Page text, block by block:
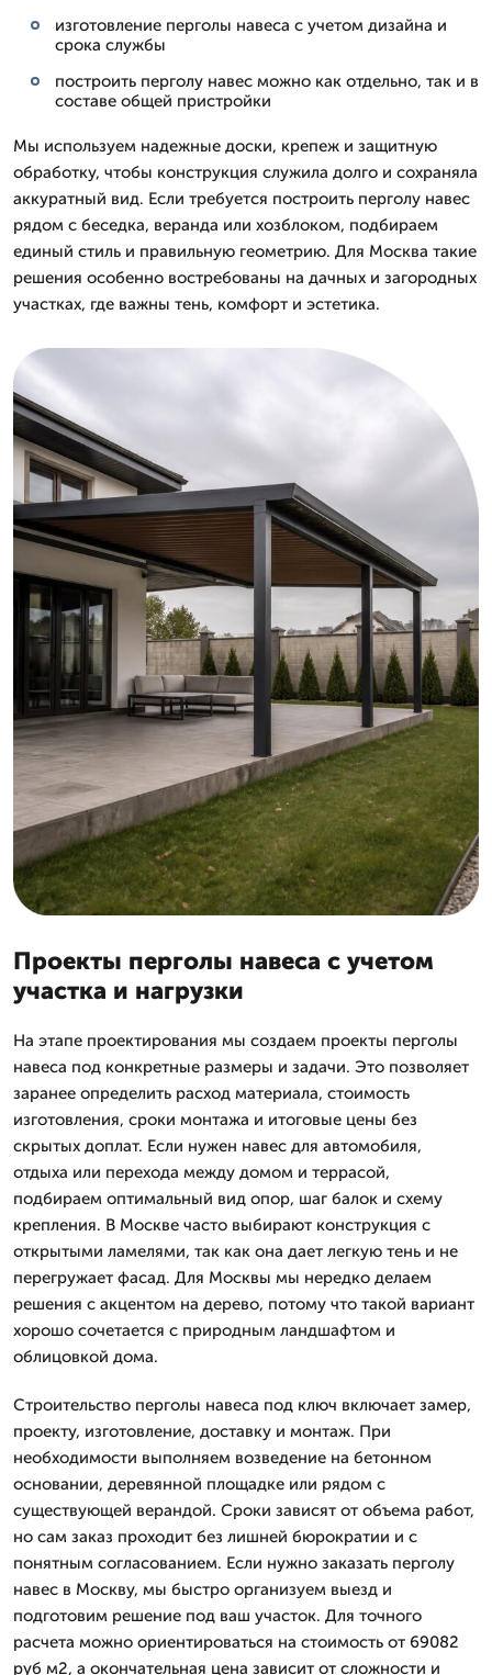
изготовление перголы навеса с учетом дизайна и
срока службы
построить перголу навес можно как отдельно, так и в
составе общей пристройки
Мы используем надежные доски, крепеж и защитную
обработку, чтобы конструкция служила долго и сохраняла
аккуратный вид. Если требуется построить перголу навес
рядом с беседка, веранда или хозблоком, подбираем
единый стиль и правильную геометрию. Для Москва такие
решения особенно востребованы на дачных и загородных
участках, где важны тень, комфорт и эстетика.
Проекты перголы навеса с учетом
участка и нагрузки
На этапе проектирования мы создаем проекты перголы
навеса под конкретные размеры и задачи. Это позволяет
заранее определить расход материала, стоимость
изготовления, сроки монтажа и итоговые цены без
скрытых доплат. Если нужен навес для автомобиля,
отдыха или перехода между домом и террасой,
подбираем оптимальный вид опор, шаг балок и схему
крепления. В Москве часто выбирают конструкция с
открытыми ламелями, так как она дает легкую тень и не
перегружает фасад. Для Москвы мы нередко делаем
решения с акцентом на дерево, потому что такой вариант
хорошо сочетается с природным ландшафтом и
облицовкой дома.
Строительство перголы навеса под ключ включает замер,
проекту, изготовление, доставку и монтаж. При
необходимости выполняем возведение на бетонном
основании, деревянной площадке или рядом с
существующей верандой. Сроки зависят от объема работ,
но сам заказ проходит без лишней бюрократии и с
понятным согласованием. Если нужно заказать перголу
навес в Москву, мы быстро организуем выезд и
подготовим решение под ваш участок. Для точного
расчета можно ориентироваться на стоимость от 69082
руб м2, а окончательная цена зависит от сложности и